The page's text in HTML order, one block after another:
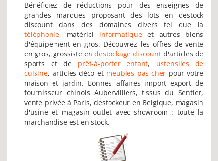
Bénéficiez de réductions pour des enseignes de
grandes marques proposant des lots en destock
discount dans des domaines divers tel que la
téléphonie, matériel informatique et autres biens
d'équipement en gros. Découvrez les offres de vente
en gros, grossiste endestockage discount d'articles de
sports et de prêt-à-porter enfant, ustensiles de
cuisine, articles déco et meubles pas cher pour votre
maison et jardin. Bonnes affaires import export de
fournisseur chinois Aubervilliers, tissus du Sentier,
vente privée à Paris, destockeur en Belgique, magasin
d'usine et magasin outlet avec showroom : toute la
marchandise est en stock.